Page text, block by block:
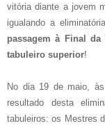
vitória diante a jovem
igualando a
passagem à Final
tabuleiro superior!
No dia 19 de maio,
resultado desta
tabuleiros: os Mestres